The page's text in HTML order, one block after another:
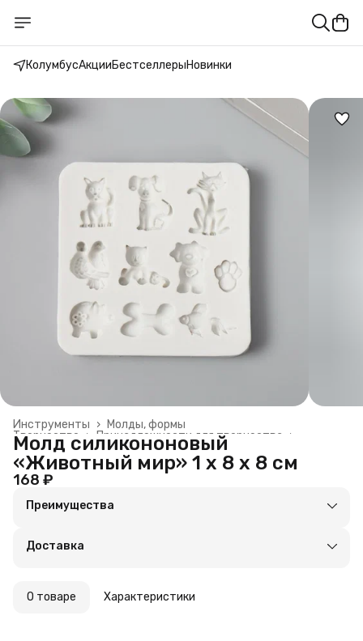
КолумбусАкцииБестселлерыНовинки
Молды, формы
Инструменты ›
Принадлежности для творчества
›
Творчество
›
Главная ›
Молд силикононовый
«Животный мир» 1 х 8 х 8 см
168 ₽
Преимущества
Удобный возврат
Доставка
О товаре Характеристики